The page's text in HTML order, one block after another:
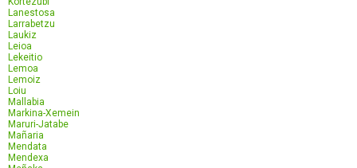
Lanestosa
Larrabetzu
Laukiz
Leioa
Lekeitio
Lemoa
Lemoiz
Loiu
Mallabia
Markina-Xemein
Maruri-Jatabe
Mañaria
Mendata
Mendexa